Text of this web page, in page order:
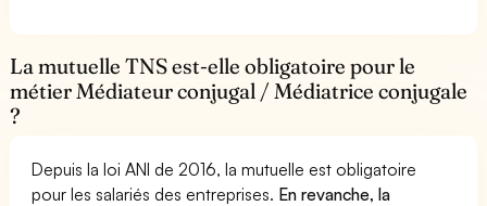
La mutuelle TNS est-elle obligatoire pour le
métier Médiateur conjugal / Médiatrice conjugale
?
Depuis la loi ANI de 2016, la mutuelle est obligatoire
pour les salariés des entreprises. En revanche, la